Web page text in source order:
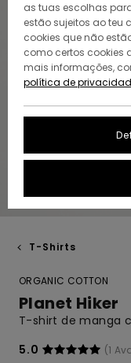
T-Shirts
ORGANIC COTTON
Planet Hiker
T-shirt de manga
5.0
(1
as tuas escolhas
estão sujeitos ao teu
cookies que não
como certos cookies
mais informações,
política de